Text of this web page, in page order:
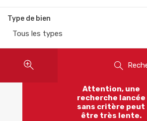
Type de bien
Tous les types
Attention, une
recherche lancée
sans critère peut
être très lente.